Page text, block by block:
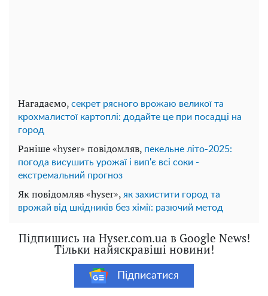
Нагадаємо, секрет рясного врожаю великої та
крохмалистої картоплі: додайте це при посадці на
город
Раніше «hyser» повідомляв, пекельне літо-2025:
погода висушить урожаї і вип'є всі соки -
екстремальний прогноз
Як повідомляв «hyser», як захистити город та
врожай від шкідників без хімії: разючий метод
Підпишись на Hyser.com.ua в Google News!
Тільки найяскравіші новини!
Підписатися